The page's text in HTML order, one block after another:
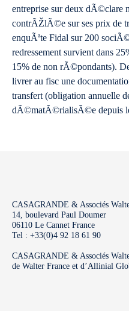
entreprise sur deux
contrÃŽlÃ©e sur ses prix de
enquÃªte Fidal sur 200
redressement survient dans
15% de non rÃ©pondants).
livrer au fisc une
transfert (obligation annuelle
dÃ©matÃ©rialisÃ©e depuis
CASAGRANDE & Associés
14, boulevard Paul Doumer
06110 Le Cannet France
Tel : +33(0)4 92 18 61 90
CASAGRANDE & Associés
de Walter France et d’Allinial